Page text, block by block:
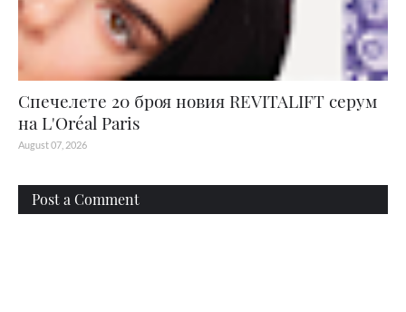
Спечелете 20 броя новия REVITALIFT серум
на L'Oréal Paris
August 07, 2026
Post a Comment